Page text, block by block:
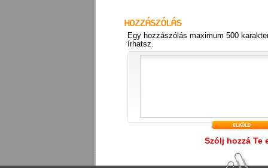
Egy hozzászólás maximum 500
írhatsz.
Szólj hozzá Te